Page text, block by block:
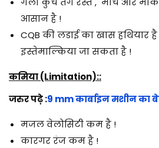
आसान है !
CQB की लडाई का खास
इस्तेमाल्किया जा सकता है !
कमिया (Limitation)::
जरुर पढ़े :9 mm कार्बाइन मशीन का
मजल वेलोसिटी कम है !
कारगर रंज कम है !